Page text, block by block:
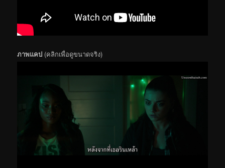
ภาพแคป (คลิกเพื่อดูขนาดจริง)